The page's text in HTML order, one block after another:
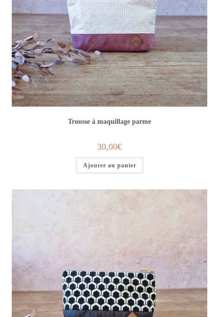
Trousse à maquillage parme
30,00€
Ajouter au panier